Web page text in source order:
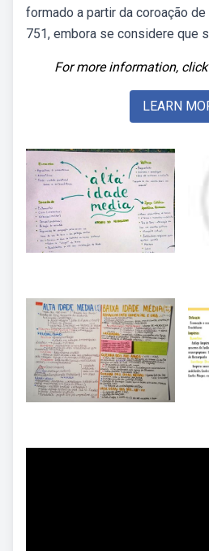
formado a partir da coroação
751, embora se considere que
For more information,
LEARN